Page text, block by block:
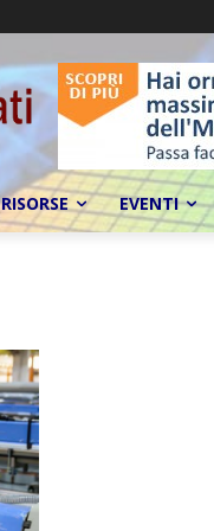
RISORSE EVENTI